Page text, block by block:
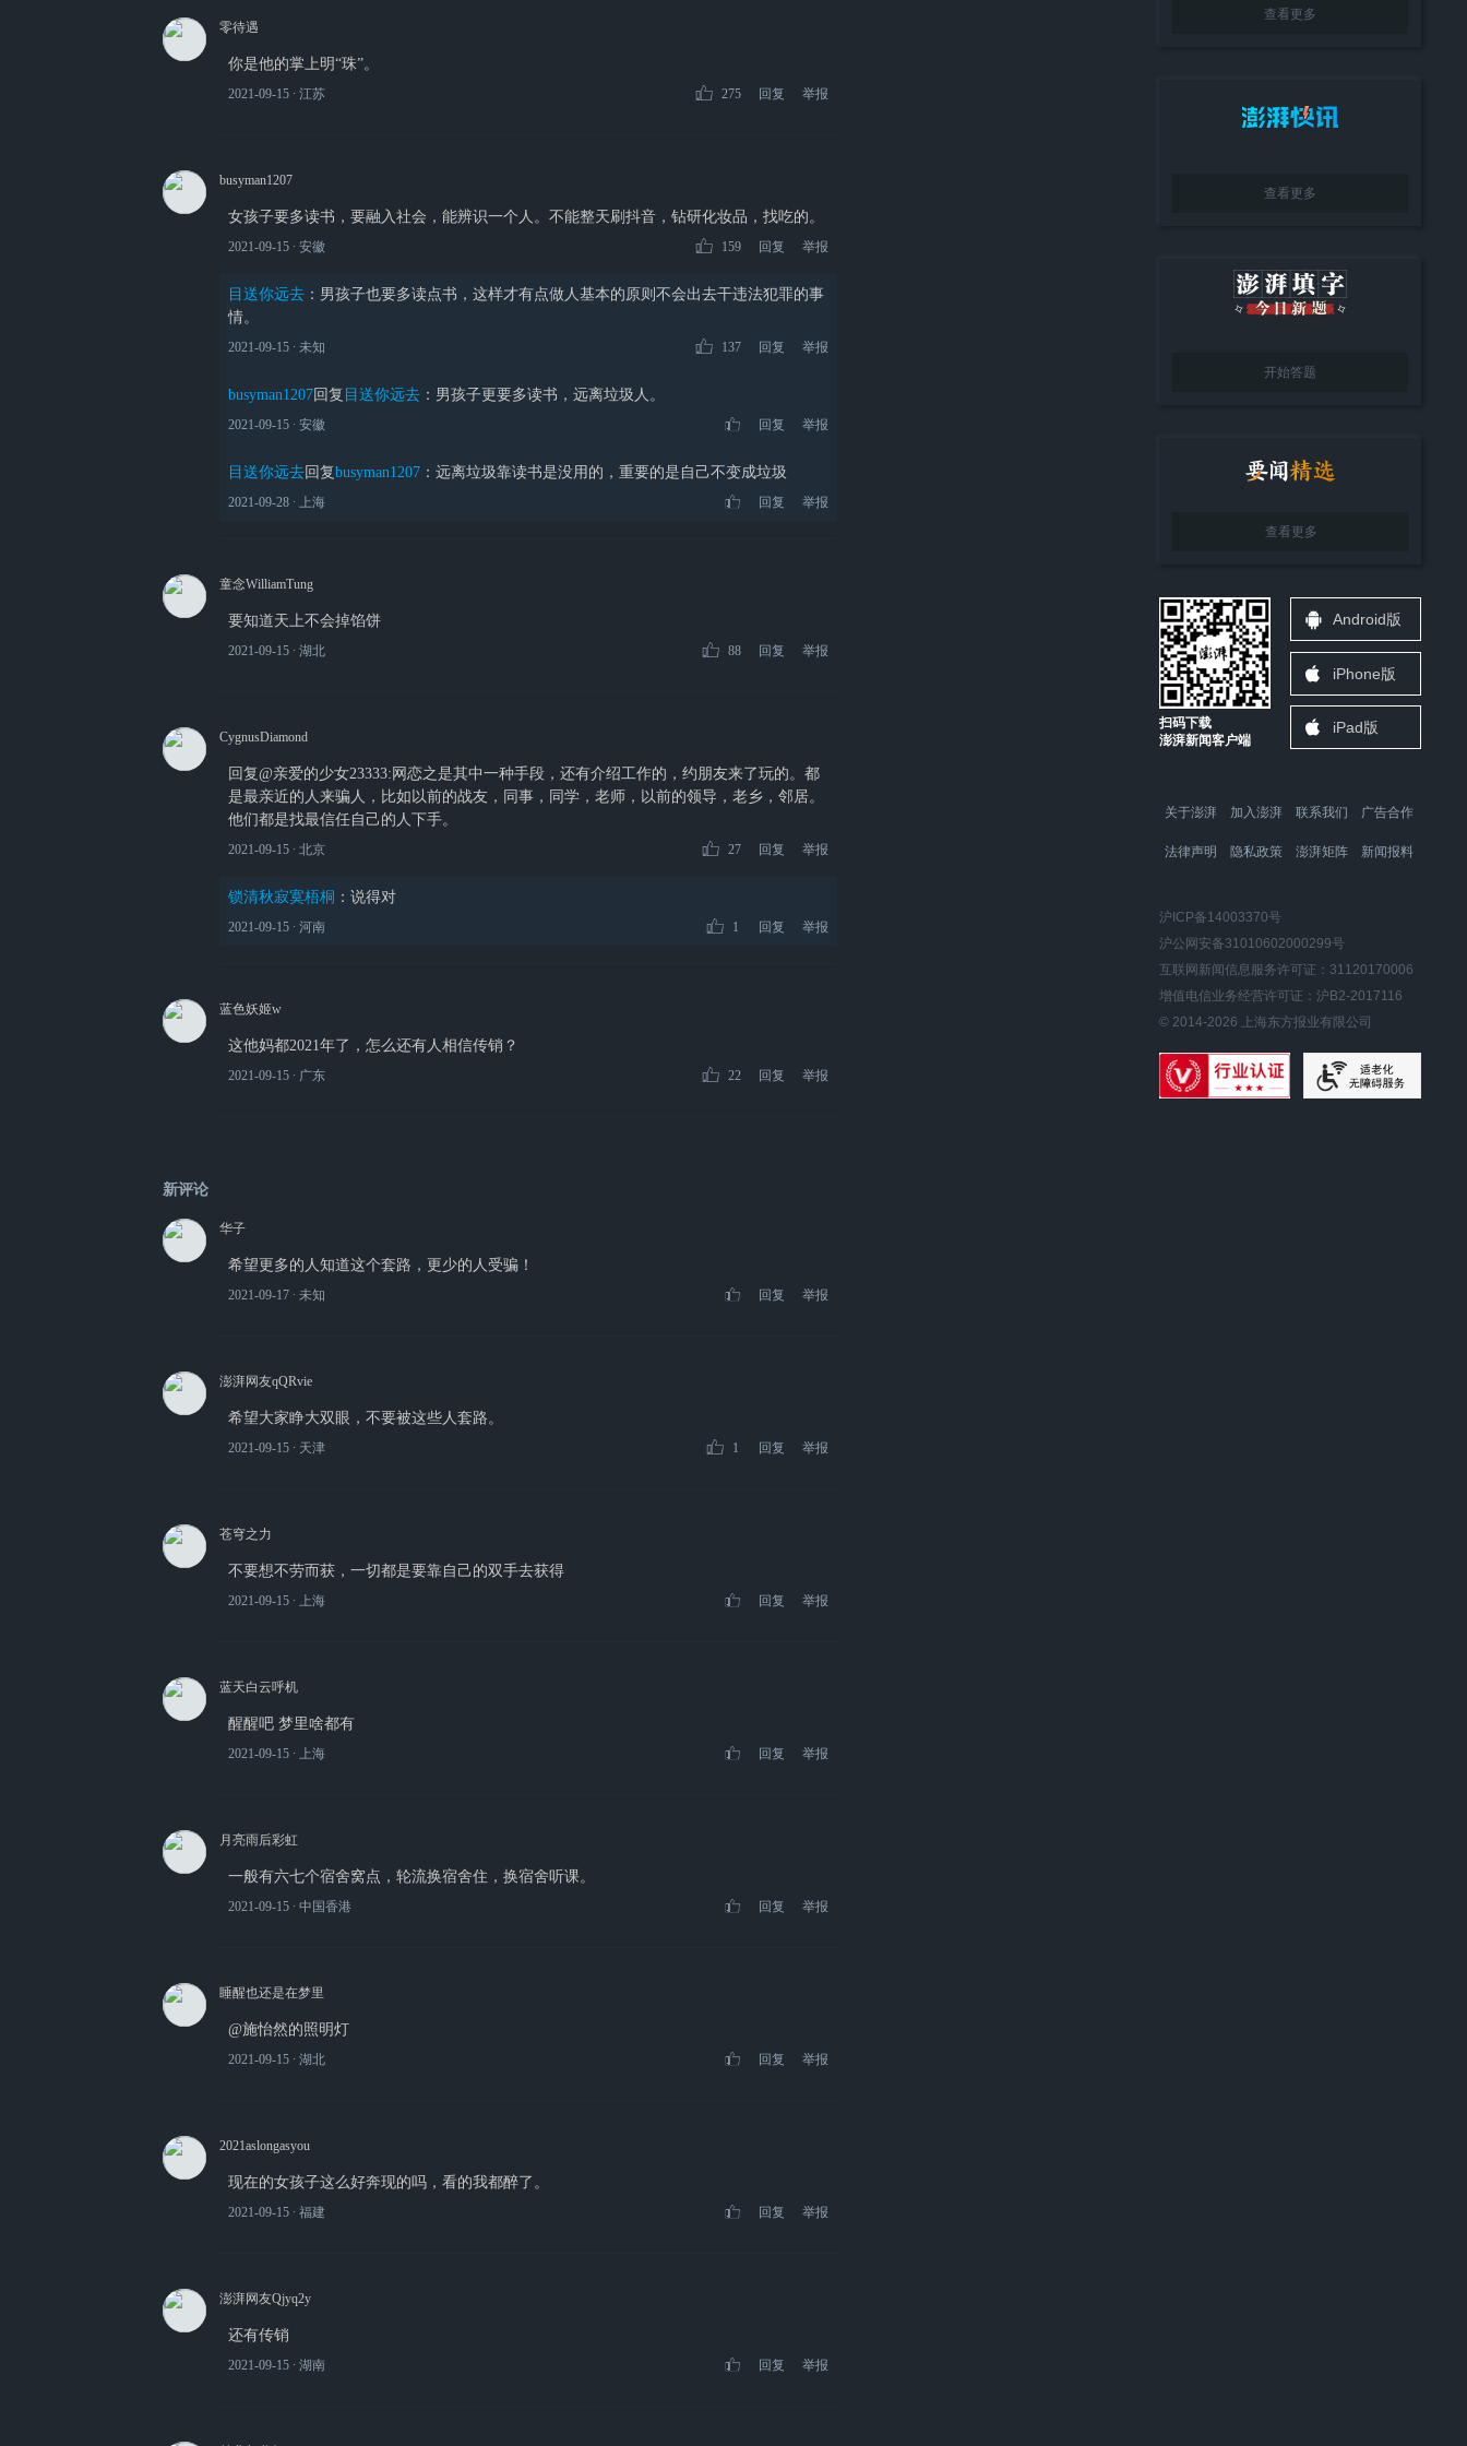
零待遇
你是他的掌上明“珠”。
2021-09-15 ∙ 江苏 275 回复 举报
busyman1207
女孩子要多读书，要融入社会，能辨识一个人。不能整天刷抖音，钻研化妆品，找吃的。
2021-09-15 ∙ 安徽 159 回复 举报
目送你远去 ： 男孩子也要多读点书，这样才有点做人基本的原则不会出去干违法犯罪的事
情。
2021-09-15 ∙ 未知 137 回复 举报
busyman1207回复 目送你远去 ： 男孩子更要多读书，远离垃圾人。
2021-09-15 ∙ 安徽 回复 举报
目送你远去回复busyman1207 ： 远离垃圾靠读书是没用的，重要的是自己不变成垃圾
2021-09-28 ∙ 上海 回复 举报
童念WilliamTung
要知道天上不会掉馅饼
2021-09-15 ∙ 湖北 88 回复 举报
CygnusDiamond
回复@亲爱的少女23333:网恋之是其中一种手段，还有介绍工作的，约朋友来了玩的。都
是最亲近的人来骗人，比如以前的战友，同事，同学，老师，以前的领导，老乡，邻居。
他们都是找最信任自己的人下手。
2021-09-15 ∙ 北京 27 回复 举报
锁清秋寂寞梧桐 ： 说得对
2021-09-15 ∙ 河南 1 回复 举报
蓝色妖姬w
这他妈都2021年了，怎么还有人相信传销？
2021-09-15 ∙ 广东 22 回复 举报
新评论
华子
希望更多的人知道这个套路，更少的人受骗！
2021-09-17 ∙ 未知 回复 举报
澎湃网友qQRvie
希望大家睁大双眼，不要被这些人套路。
2021-09-15 ∙ 天津 1 回复 举报
苍穹之力
不要想不劳而获，一切都是要靠自己的双手去获得
2021-09-15 ∙ 上海 回复 举报
蓝天白云呼机
醒醒吧 梦里啥都有
2021-09-15 ∙ 上海 回复 举报
月亮雨后彩虹
一般有六七个宿舍窝点，轮流换宿舍住，换宿舍听课。
2021-09-15 ∙ 中国香港 回复 举报
睡醒也还是在梦里
@施怡然的照明灯
2021-09-15 ∙ 湖北 回复 举报
2021aslongasyou
现在的女孩子这么好奔现的吗，看的我都醉了。
2021-09-15 ∙ 福建 回复 举报
澎湃网友Qjyq2y
还有传销
2021-09-15 ∙ 湖南 回复 举报
查看更多
查看更多
开始答题
查看更多
扫码下载
澎湃新闻客户端
Android版
iPhone版
iPad版
关于澎湃 加入澎湃 联系我们 广告合作
法律声明 隐私政策 澎湃矩阵 新闻报料
沪ICP备14003370号
沪公网安备31010602000299号
互联网新闻信息服务许可证：31120170006
增值电信业务经营许可证：沪B2-2017116
© 2014-2026 上海东方报业有限公司